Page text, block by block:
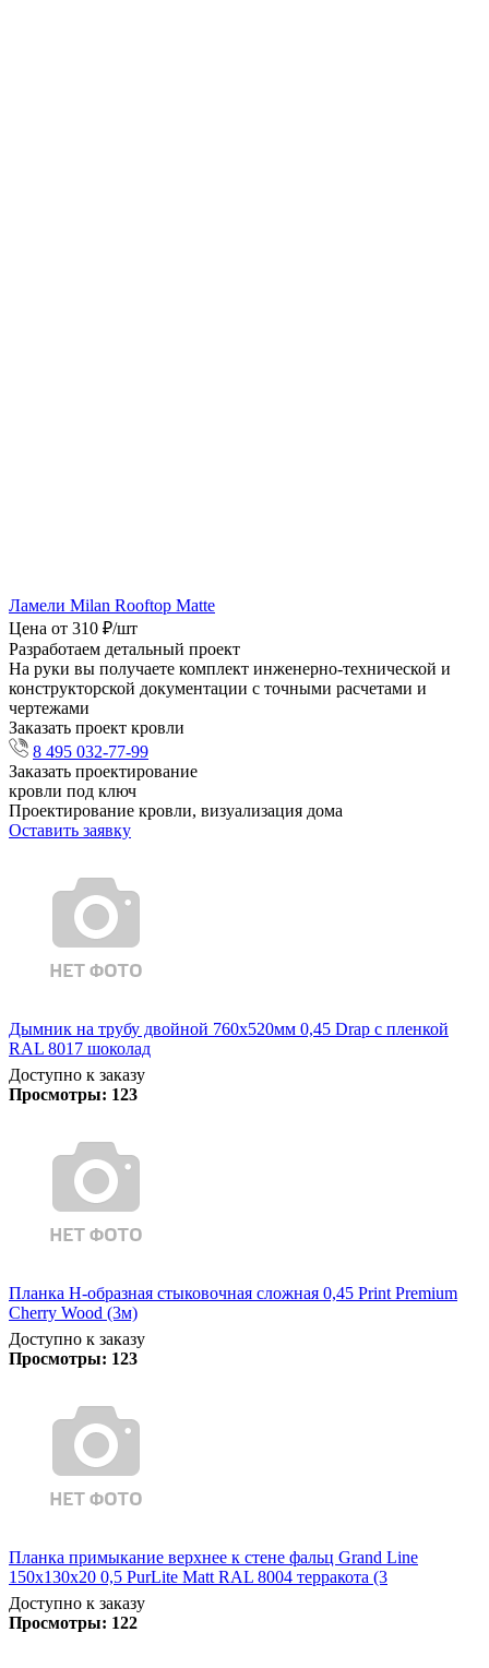
Ламели Milan Rooftop Matte
Цена от 310 ₽/шт
Разработаем детальный проект
На руки вы получаете комплект инженерно-технической и
конструкторской документации с точными расчетами и
чертежами
Заказать проект кровли
8 495 032-77-99
Заказать проектирование
кровли под ключ
Проектирование кровли, визуализация дома
Оставить заявку
Дымник на трубу двойной 760х520мм 0,45 Drap с пленкой
RAL 8017 шоколад
Доступно к заказу
Просмотры: 123
Планка Н-образная стыковочная сложная 0,45 Print Premium
Cherry Wood (3м)
Доступно к заказу
Просмотры: 123
Планка примыкание верхнее к стене фальц Grand Line
150х130х20 0,5 PurLite Matt RAL 8004 терракота (3
Доступно к заказу
Просмотры: 122